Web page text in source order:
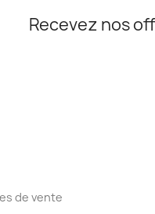
Recevez nos
de vente